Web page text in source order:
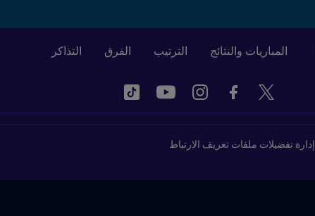
المباريات والنتائج الترتيب الفرق التذاكر
إدارة تفضيلات ملفات تعريف الارتباط